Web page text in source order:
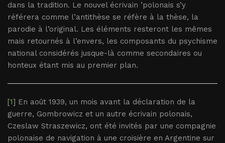
dans la tradition. Le nouvel écrivain ’polonais s’y
référera comme l’antithèse se réfère à la thèse, la
parodie à l’original. Les éléments resteront les mêmes
mais retournés à l’envers, les composants du psychisme
national considérés jusque-là comme secondaires ou
honteux étant mis au premier plan.
[1] En août 1939, un mois avant la déclaration de la
guerre, Gombrowicz et un autre écrivain polonais,
Czeslaw Straszewicz, ont été invités par une compagnie
polonaise de navigation à une croisière en Argentine sur